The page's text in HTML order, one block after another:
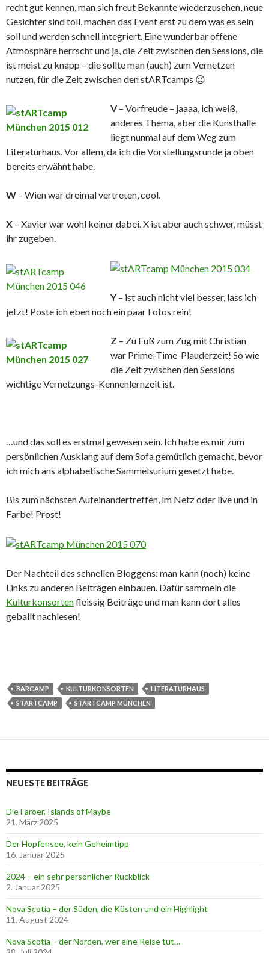
recht gut kennen, man sich freut Bekannte wiederzusehen, neue
Gesichter sind toll, machen das Event erst zu dem was es sein
soll und werden schnell integriert. Eine wunderbar offene
Atmosphäre herrscht und ja, die Zeit zwischen den Sessions, die
ist meist zu knapp – die sollte man (auch) zum Vernetzen
nutzen, für die Zeit zwischen den stARTcamps 😉
V– Vorfreude – jaaaa, ich weiß,
anderes Thema, aber die Kunsthalle
liegt nunmal auf dem Weg zum
Literaturhaus. Vor allem, da ich die Vorstellungsrunde ja oben
bereits erwähnt habe.
W – Wien war dreimal vertreten, cool.
X – Xavier war wohl keiner dabei. X ist aber auch schwer, müsst
ihr zugeben.
Y – ist auch nicht viel besser, lass ich
jetzt! Poste ich eben noch ein paar Fotos rein!
Z – Zu Fuß zum Zug mit Christian
war Prime-Time-Plauderzeit! So wie
die Zeit zwischen den Sessions
wichtige Vernetzungs-Kennenlernzeit ist.
…und das soll es erstmal gewesen sein. Ich habe es mir zum
persönlichen Ausklang auf dem Sofa gemütlich gemacht, bevor
ich mich ans alphabetische Sammelsurium gesetzt habe.
Bis zum nächsten Aufeinandertreffen, im Netz oder live und in
Farbe! Prost!
Der Nachteil des schnellen Bloggens: man kann (noch) keine
Links zu anderen Beiträgen einbauen. Dafür sammeln die
Kulturkonsortenfleissig Beiträge und man kann dort alles
geballt nachlesen!
BARCAMP KULTURKONSORTEN
LITERATURHAUS
STARTCAMP
STARTCAMP MÜNCHEN
NEUESTE BEITRÄGE
Die Färöer, Islands of Maybe
21. März 2025
Der Hopfensee, kein Geheimtipp
16. Januar 2025
2024 – ein sehr persönlicher Rückblick
2. Januar 2025
Nova Scotia – der Süden, die Küsten und ein Highlight
11. August 2024
Nova Scotia – der Norden, wer eine Reise tut…